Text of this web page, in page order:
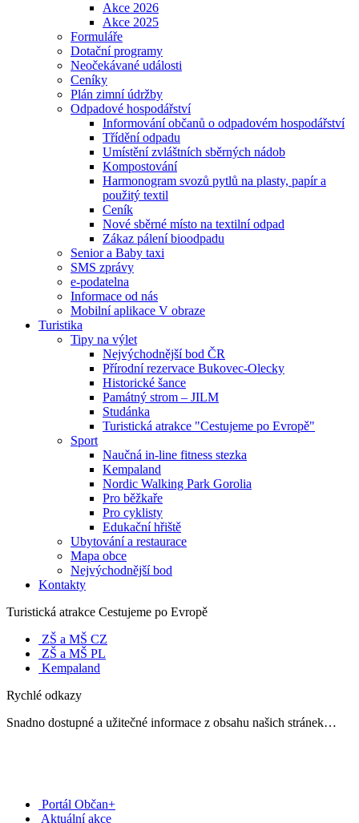
Akce 2026
Akce 2025
Formuláře
Dotační programy
Neočekávané události
Ceníky
Plán zimní údržby
Odpadové hospodářství
Informování občanů o odpadovém hospodářství
Třídění odpadu
Umístění zvláštních sběrných nádob
Kompostování
Harmonogram svozů pytlů na plasty, papír a
použitý textil
Ceník
Nové sběrné místo na textilní odpad
Zákaz pálení bioodpadu
Senior a Baby taxi
SMS zprávy
e-podatelna
Informace od nás
Mobilní aplikace V obraze
Turistika
Tipy na výlet
Nejvýchodnější bod ČR
Přírodní rezervace Bukovec-Olecky
Historické šance
Památný strom – JILM
Studánka
Turistická atrakce "Cestujeme po Evropě"
Sport
Naučná in-line fitness stezka
Kempaland
Nordic Walking Park Gorolia
Pro běžkaře
Pro cyklisty
Edukační hřiště
Ubytování a restaurace
Mapa obce
Nejvýchodnější bod
Kontakty
Turistická atrakce Cestujeme po Evropě
ZŠ a MŠ CZ
ZŠ a MŠ PL
Kempaland
Rychlé odkazy
Snadno dostupné a užitečné informace z obsahu našich stránek…
Portál Občan+
Aktuální akce